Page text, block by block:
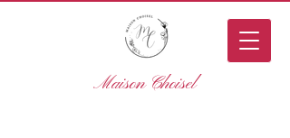
Maison Choisel